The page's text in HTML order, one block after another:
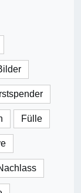
Fülle